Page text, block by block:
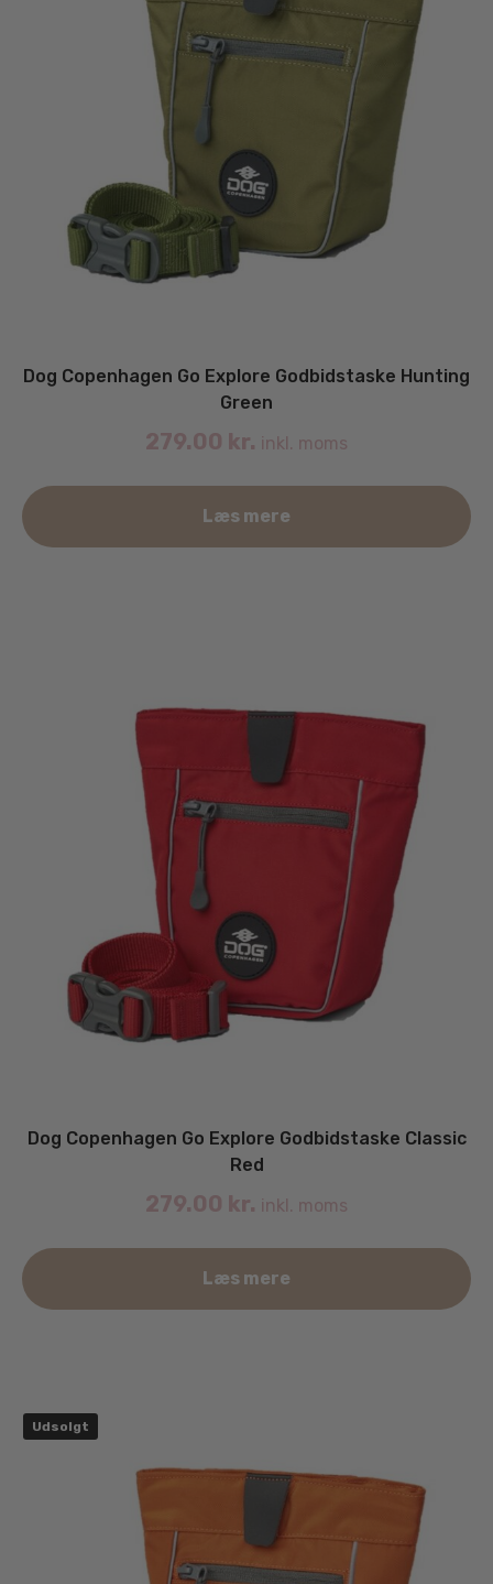
Dog Copenhagen Go Explore Godbidstaske Hunting
Green
279.00 kr. inkl. moms
Læs mere
Dog Copenhagen Go Explore Godbidstaske Classic
Red
279.00 kr. inkl. moms
Læs mere
Udsolgt